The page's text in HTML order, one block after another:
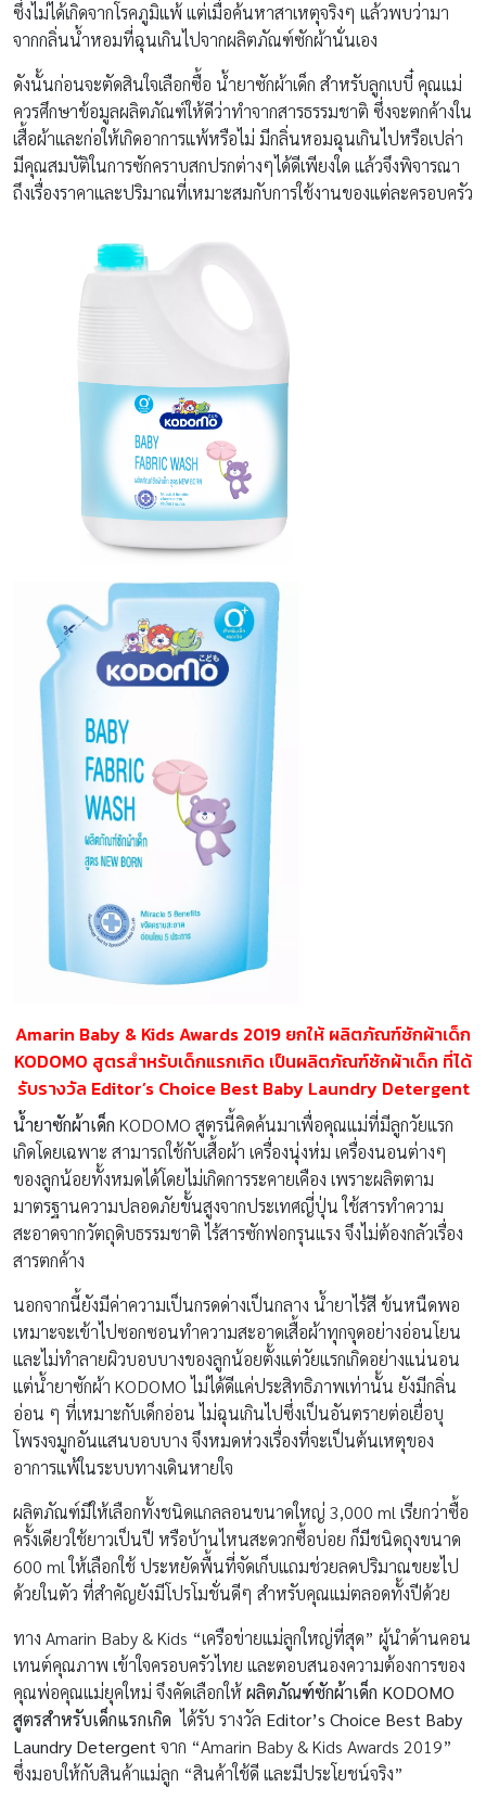
ซึ่งไม่ได้เกิดจากโรคภูมิแพ้ แต่เมื่อค้นหาสาเหตุจริงๆ แล้วพบว่ามา
จากกลิ่นน้ำหอมที่ฉุนเกินไปจากผลิตภัณฑ์ซักผ้านั่นเอง
ดังนั้นก่อนจะตัดสินใจเลือกซื้อ น้ำยาซักผ้าเด็ก สำหรับลูกเบบี๋ คุณแม่
ควรศึกษาข้อมูลผลิตภัณฑ์ให้ดีว่าทำจากสารธรรมชาติ ซึ่งจะตกค้างใน
เสื้อผ้าและก่อให้เกิดอาการแพ้หรือไม่ มีกลิ่นหอมฉุนเกินไปหรือเปล่า
มีคุณสมบัติในการซักคราบสกปรกต่างๆได้ดีเพียงใด แล้วจึงพิจารณา
ถึงเรื่องราคาและปริมาณที่เหมาะสมกับการใช้งานของแต่ละครอบครัว
Amarin Baby & Kids Awards 2019 ยกให้ ผลิตภัณฑ์ซักผ้าเด็ก
KODOMO สูตรสำหรับเด็กแรกเกิด เป็นผลิตภัณฑ์ซักผ้าเด็ก ที่ได้
รับรางวัล Editor’s Choice Best Baby Laundry Detergent
น้ำยาซักผ้าเด็ก KODOMO สูตรนี้คิดค้นมาเพื่อคุณแม่ที่มีลูกวัยแรก
เกิดโดยเฉพาะ สามารถใช้กับเสื้อผ้า เครื่องนุ่งห่ม เครื่องนอนต่างๆ
ของลูกน้อยทั้งหมดได้โดยไม่เกิดการระคายเคือง เพราะผลิตตาม
มาตรฐานความปลอดภัยขั้นสูงจากประเทศญี่ปุ่น ใช้สารทำความ
สะอาดจากวัตถุดิบธรรมชาติ ไร้สารซักฟอกรุนแรง จึงไม่ต้องกลัวเรื่อง
สารตกค้าง
นอกจากนี้ยังมีค่าความเป็นกรดด่างเป็นกลาง น้ำยาไร้สี ข้นหนืดพอ
เหมาะจะเข้าไปซอกซอนทำความสะอาดเสื้อผ้าทุกจุดอย่างอ่อนโยน
และไม่ทำลายผิวบอบบางของลูกน้อยตั้งแต่วัยแรกเกิดอย่างแน่นอน
แต่น้ำยาซักผ้า KODOMO ไม่ได้ดีแค่ประสิทธิภาพเท่านั้น ยังมีกลิ่น
อ่อน ๆ ที่เหมาะกับเด็กอ่อน ไม่ฉุนเกินไปซึ่งเป็นอันตรายต่อเยื่อบุ
โพรงจมูกอันแสนบอบบาง จึงหมดห่วงเรื่องที่จะเป็นต้นเหตุของ
อาการแพ้ในระบบทางเดินหายใจ
ผลิตภัณฑ์มีให้เลือกทั้งชนิดแกลลอนขนาดใหญ่ 3,000 ml เรียกว่าซื้อ
ครั้งเดียวใช้ยาวเป็นปี หรือบ้านไหนสะดวกซื้อบ่อย ก็มีชนิดถุงขนาด
600 ml ให้เลือกใช้ ประหยัดพื้นที่จัดเก็บแถมช่วยลดปริมาณขยะไป
ด้วยในตัว ที่สำคัญยังมีโปรโมชั่นดีๆ สำหรับคุณแม่ตลอดทั้งปีด้วย
ทาง Amarin Baby & Kids “เครือข่ายแม่ลูกใหญ่ที่สุด” ผู้นำด้านคอน
เทนต์คุณภาพ เข้าใจครอบครัวไทย และตอบสนองความต้องการของ
คุณพ่อคุณแม่ยุคใหม่ จึงคัดเลือกให้ผลิตภัณฑ์ซักผ้าเด็ก KODOMO
สูตรสำหรับเด็กแรกเกิด ได้รับ รางวัล Editor’s Choice Best Baby
Laundry Detergent จาก “Amarin Baby & Kids Awards 2019”
ซึ่งมอบให้กับสินค้าแม่ลูก “สินค้าใช้ดี และมีประโยชน์จริง”